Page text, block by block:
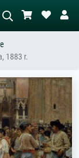
np. zielona łąka,
ciemny olej,
obok drzewa.
1883 r.